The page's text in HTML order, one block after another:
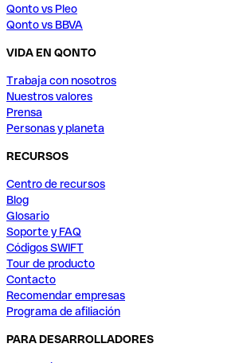
Qonto vs Pleo
Qonto vs BBVA
VIDA EN QONTO
Trabaja con nosotros
Nuestros valores
Prensa
Personas y planeta
RECURSOS
Centro de recursos
Blog
Glosario
Soporte y FAQ
Códigos SWIFT
Tour de producto
Contacto
Recomendar empresas
Programa de afiliación
PARA DESARROLLADORES